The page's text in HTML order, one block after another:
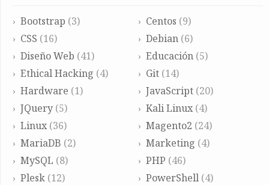
Bootstrap (3) Centos (9)
CSS (16) Debian(6)
Diseño Web (41) Educación(5)
Ethical Hacking (4) Git(14)
Hardware (1) JavaScript(20)
JQuery (5) Kali Linux(4)
Linux (36) Magento2 (24)
MariaDB (2) Marketing (4)
MySQL (8) PHP (46)
Plesk (12) PowerShell(4)